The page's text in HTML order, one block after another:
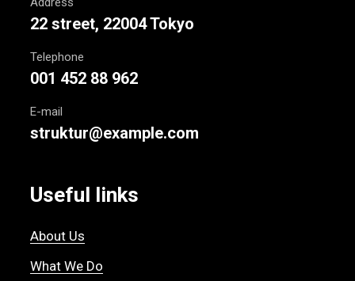
22 street, 22004 Tokyo
Telephone
001 452 88 962
E-mail
struktur@example.com
Useful links
About Us
What We Do